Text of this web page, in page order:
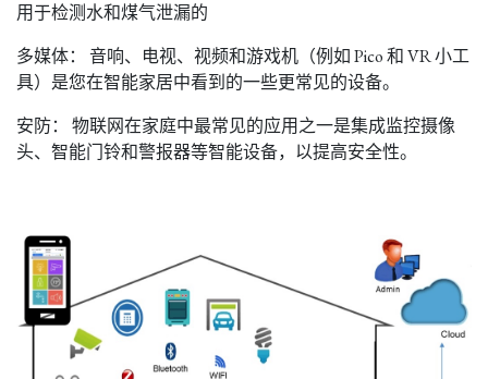
用于检测水和煤气泄漏的
多媒体： 音响、电视、视频和游戏机（例如 Pico 和 VR 小工
具）是您在智能家居中看到的一些更常见的设备。
安防： 物联网在家庭中最常见的应用之一是集成监控摄像
头、智能门铃和警报器等智能设备，以提高安全性。